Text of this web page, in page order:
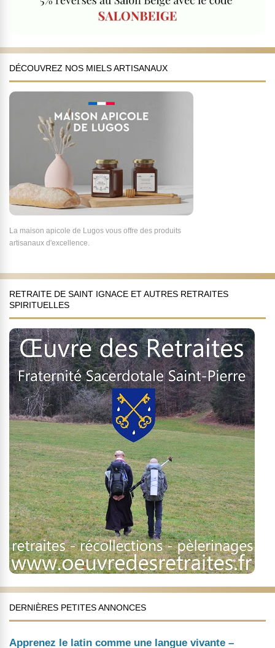
DÉCOUVREZ NOS MIELS ARTISANAUX
La maison apicole de Lugos vous offre des produits
artisanaux d'excellence.
RETRAITE DE SAINT IGNACE ET AUTRES RETRAITES
SPIRITUELLES
DERNIÈRES PETITES ANNONCES
Apprenez le latin comme une langue vivante –